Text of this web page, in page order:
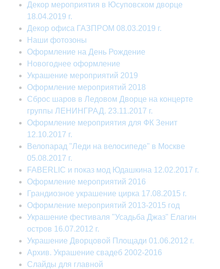
Декор мероприятия в Юсуповском дворце
18.04.2019 г.
Декор офиса ГАЗПРОМ 08.03.2019 г.
Наши фотозоны
Оформление на День Рождение
Новогоднее оформление
Украшение мероприятий 2019
Оформление мероприятий 2018
Сброс шаров в Ледовом Дворце на концерте
группы ЛЕНИНГРАД. 23.11.2017 г.
Оформление мероприятия для ФК Зенит
12.10.2017 г.
Велопарад "Леди на велосипеде" в Москве
05.08.2017​​ г.
FABERLIC и показ мод Юдашкина 12.02.2017 г.
Оформление мероприятий 2016
Грандиозное украшение цирка 17.08.2015 г.
Оформление мероприятий 2013-2015 год
Украшение фестиваля "Усадьба Джаз" Елагин
остров 16.07.2012 г.
Украшение Дворцовой Площади 01.06.2012 г.
Архив. Украшение свадеб 2002-2016
Слайды для главной